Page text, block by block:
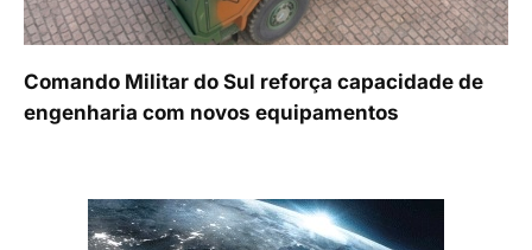
Comando Militar do Sul reforça capacidade de
engenharia com novos equipamentos